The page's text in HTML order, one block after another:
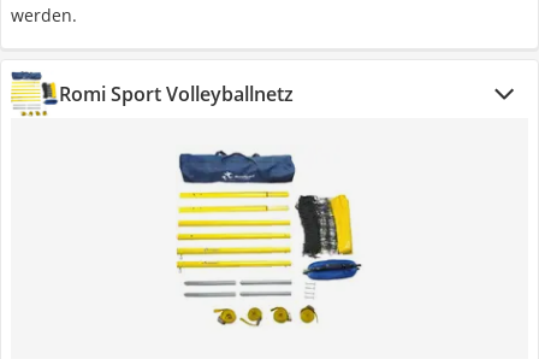
werden.
Romi Sport Volleyballnetz